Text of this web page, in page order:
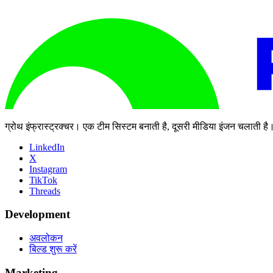
ग्रोथ इंफ्रास्ट्रक्चर। एक टीम सिस्टम बनाती है, दूसरी मीडिया इंजन चलाती
LinkedIn
X
Instagram
TikTok
Threads
Development
अवलोकन
बिल्ड शुरू करें